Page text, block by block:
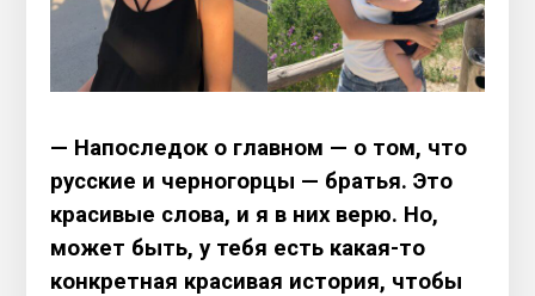
— Напоследок о главном — о том, что
русские и черногорцы — братья. Это
красивые слова, и я в них верю. Но,
может быть, у тебя есть какая-то
конкретная красивая история, чтобы